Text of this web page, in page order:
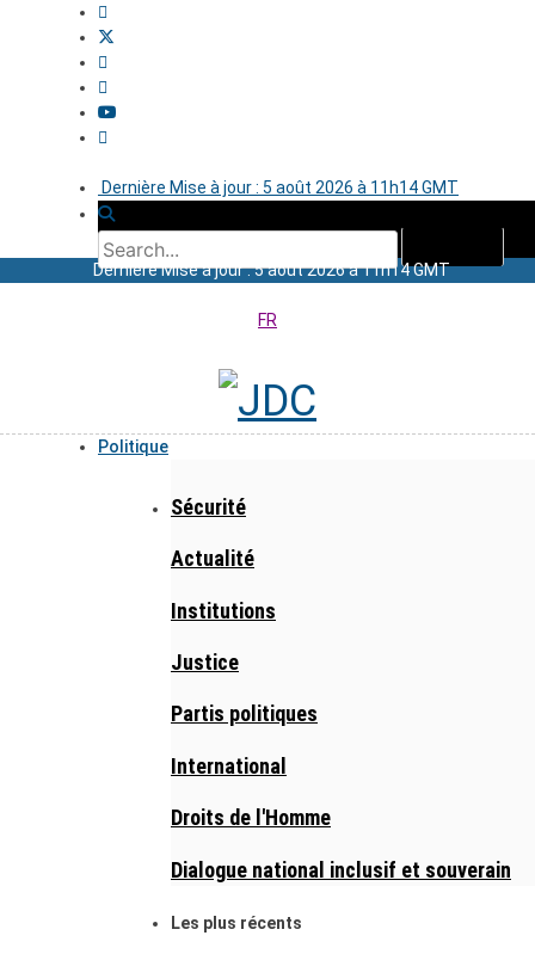
Dernière Mise à jour : 5 août 2026 à 11h14 GMT
Dernière Mise à jour : 5 août 2026 à 11h14 GMT
FR
Politique
Sécurité
Actualité
Institutions
Justice
Partis politiques
International
Droits de l'Homme
Dialogue national inclusif et souverain
Les plus récents